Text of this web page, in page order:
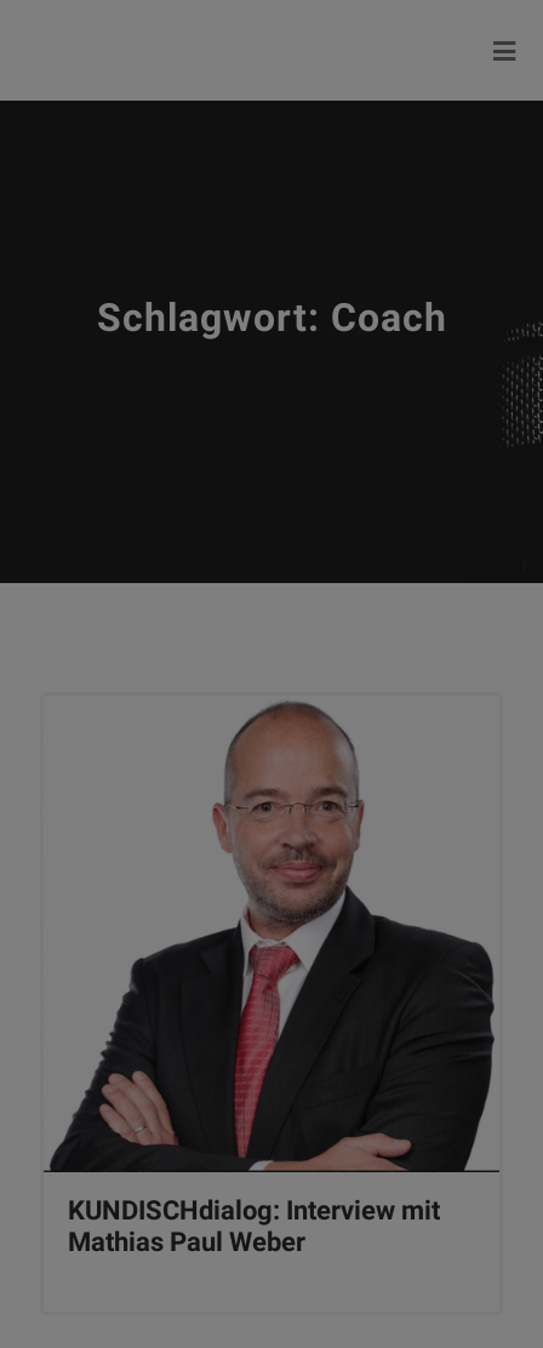
Schlagwort: Coach
KUNDISCHdialog: Interview mit
Mathias Paul Weber